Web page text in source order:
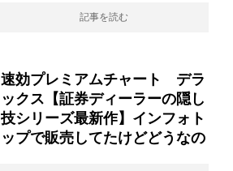
記事を読む
速効プレミアムチャート デラ
ックス【証券ディーラーの隠し
技シリーズ最新作】インフォト
ップで販売してたけどどうなの